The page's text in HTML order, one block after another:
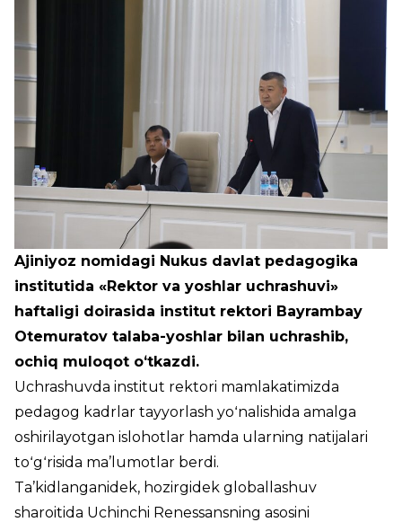
Ajiniyoz nomidagi Nukus davlat pedagogika
institutida «Rektor va yoshlar uchrashuvi»
haftaligi doirasida institut rektori Bayrambay
Otemuratov talaba-yoshlar bilan uchrashib,
ochiq muloqot oʻtkazdi.
Uchrashuvda institut rektori mamlakatimizda
pedagog kadrlar tayyorlash yoʻnalishida amalga
oshirilayotgan islohotlar hamda ularning natijalari
toʻgʻrisida ma’lumotlar berdi.
Ta’kidlanganidek, hozirgidek globallashuv
sharoitida Uchinchi Renessansning asosini